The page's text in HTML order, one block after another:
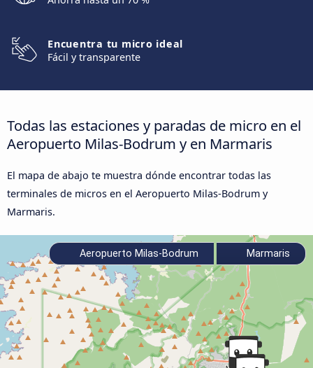
Encuentra tu micro ideal
Fácil y transparente
Todas las estaciones y paradas de micro en el
Aeropuerto Milas-Bodrum y en Marmaris
El mapa de abajo te muestra dónde encontrar todas las
terminales de micros en el Aeropuerto Milas-Bodrum y
Marmaris.
Aeropuerto Milas-Bodrum Marmaris